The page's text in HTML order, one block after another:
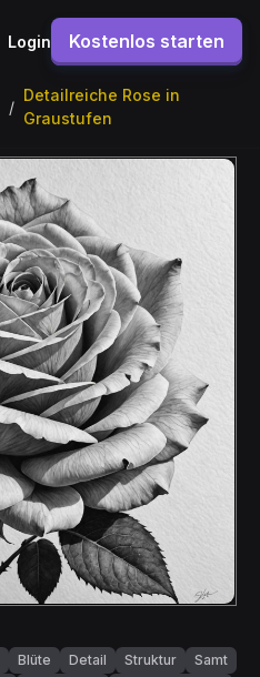
Login Kostenlos starten
/
Detailreiche Rose in
Graustufen
Blüte Detail Struktur
Samt